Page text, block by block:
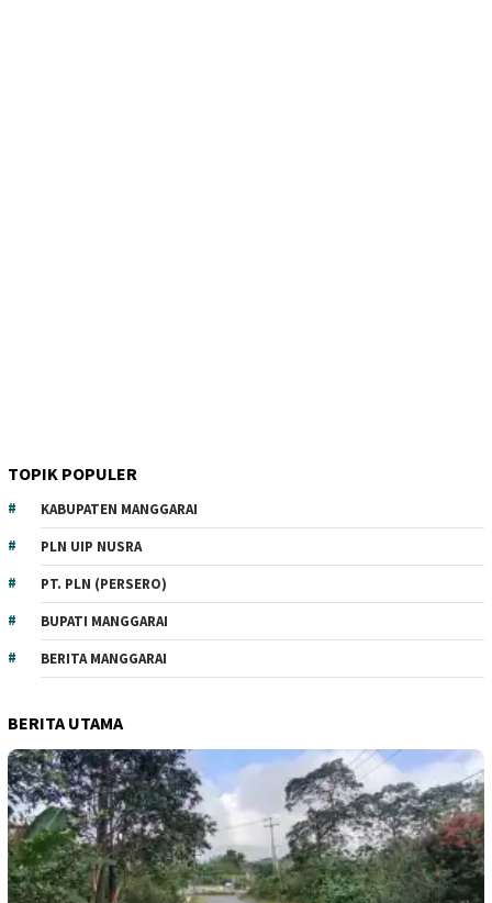
TOPIK POPULER
KABUPATEN MANGGARAI
PLN UIP NUSRA
PT. PLN (PERSERO)
BUPATI MANGGARAI
BERITA MANGGARAI
BERITA UTAMA